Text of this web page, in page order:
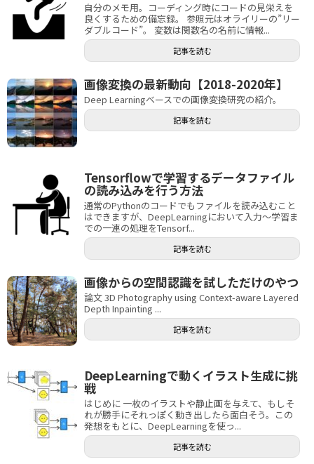
自分のメモ用。コーディング時にコードの見栄えを
良くするための備忘録。 参照元はオライリーの”リー
ダブルコード”。 変数は関数名の名前に情報...
記事を読む
画像変換の最新動向【2018-2020年】
Deep Learningベースでの画像変換研究の紹介。
記事を読む
Tensorflowで学習するデータファイル
の読み込みを行う方法
通常のPythonのコードでもファイルを読み込むこと
はできますが、DeepLearningにおいて入力〜学習ま
での一連の処理をTensorf...
記事を読む
画像からの空間認識を試しただけのやつ
論文 3D Photography using Context-aware Layered
Depth Inpainting ...
記事を読む
DeepLearningで動くイラスト生成に挑
戦
はじめに 一枚のイラストや静止画を与えて、もしそ
れが勝手にそれっぽく動き出したら面白そう。この
発想をもとに、DeepLearningを使っ...
記事を読む